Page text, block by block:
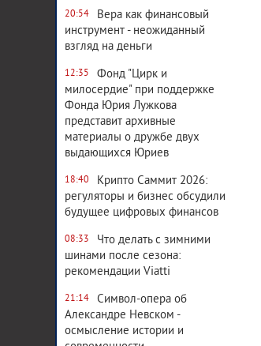
20:54
Вера как финансовый
инструмент - неожиданный
взгляд на деньги
12:35
Фонд "Цирк и
милосердие" при поддержке
Фонда Юрия Лужкова
представит архивные
материалы о дружбе двух
выдающихся Юриев
18:40
Крипто Саммит 2026:
регуляторы и бизнес обсудили
будущее цифровых финансов
08:33
Что делать с зимними
шинами после сезона:
рекомендации Viatti
21:14
Символ-опера об
Александре Невском -
осмысление истории и